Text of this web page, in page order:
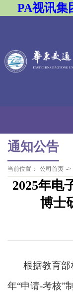
PA视讯集
通知公告
当前位置： 公司首页 ->
2025年电
博士
根据教育部
年“申请-考核”